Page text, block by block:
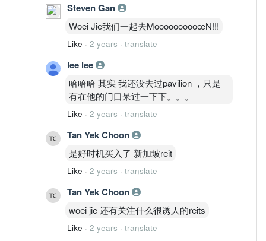
Steven Gan
Woei Jie我们一起去MoooooooooœN!!!
Like · 2 years · translate
lee lee
哈哈哈 其实 我还没去过pavilion ，只是
有在他的门口呆过一下下。。。
Like · 2 years · translate
Tan Yek Choon
是好时机买入了 新加坡reit
Like · 2 years · translate
Tan Yek Choon
woei jie 还有关注什么很诱人的reits
Like · 2 years · translate